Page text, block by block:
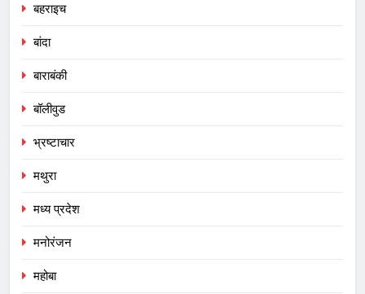
बहराइच
बांदा
बाराबंकी
बॉलीवुड
भ्रष्टाचार
मथुरा
मध्य प्रदेश
मनोरंजन
महोबा